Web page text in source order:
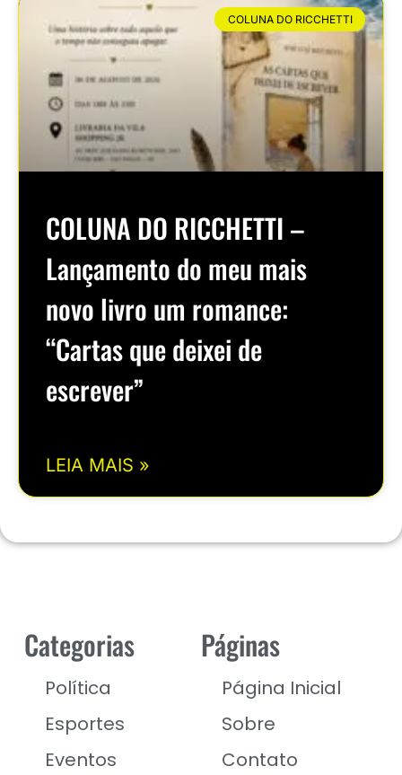
COLUNA DO RICCHETTI
COLUNA DO RICCHETTI –
Lançamento do meu mais
novo livro um romance:
“Cartas que deixei de
escrever”
LEIA MAIS »
Categorias
Política
Esportes
Eventos
Páginas
Página Inicial
Sobre
Contato